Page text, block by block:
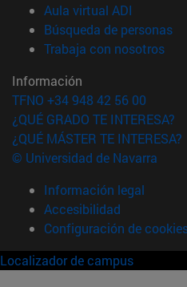
Aula virtual ADI
Búsqueda de personas
Trabaja con nosotros
Información
TFNO +34 948 42 56 00
¿QUÉ GRADO TE INTERESA?
¿QUÉ MÁSTER TE INTERESA?
© Universidad de Navarra
Información legal
Accesibilidad
Configuración de
Localizador de campus